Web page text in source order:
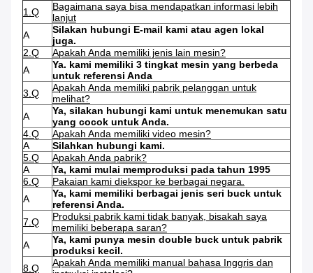
1.Q
Bagaimana saya bisa mendapatkan informasi lebih
lanjut
A
Silakan hubungi E-mail kami atau agen lokal
juga.
2.Q
Apakah Anda memiliki jenis lain mesin?
A
Ya. kami memiliki 3 tingkat mesin yang berbeda
untuk referensi Anda
3.Q
Apakah Anda memiliki pabrik pelanggan untuk
melihat?
A
Ya, silakan hubungi kami untuk menemukan satu
yang cocok untuk Anda.
4.Q
Apakah Anda memiliki video mesin?
A
Silahkan hubungi kami.
5.Q
Apakah Anda pabrik?
A
Ya, kami mulai memproduksi pada tahun 1995
6.Q
Pakaian kami diekspor ke berbagai negara.
A
Ya, kami memiliki berbagai jenis seri buck untuk
referensi Anda.
7.Q
Produksi pabrik kami tidak banyak, bisakah saya
memiliki beberapa saran?
A
Ya, kami punya mesin double buck untuk pabrik
produksi kecil.
8.Q
Apakah Anda memiliki manual bahasa Inggris dan